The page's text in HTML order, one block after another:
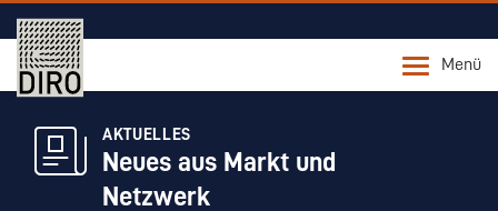
Menü
AKTUELLES
Neues aus Markt und
Netzwerk